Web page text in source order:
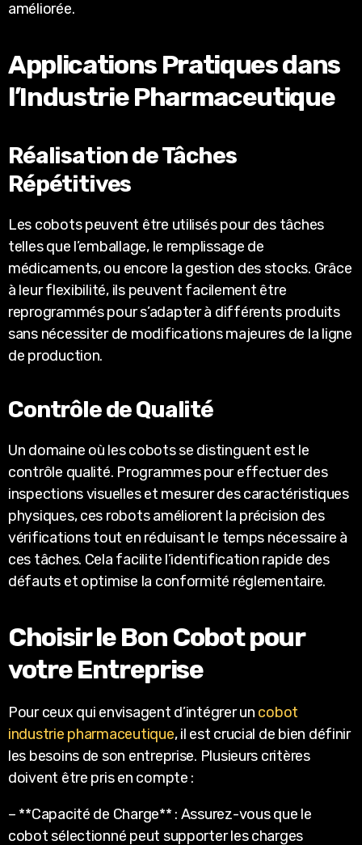
améliorée.
Applications Pratiques dans
l’Industrie Pharmaceutique
Réalisation de Tâches
Répétitives
Les cobots peuvent être utilisés pour des tâches
telles que l’emballage, le remplissage de
médicaments, ou encore la gestion des stocks. Grâce
à leur flexibilité, ils peuvent facilement être
reprogrammés pour s’adapter à différents produits
sans nécessiter de modifications majeures de la ligne
de production.
Contrôle de Qualité
Un domaine où les cobots se distinguent est le
contrôle qualité. Programmes pour effectuer des
inspections visuelles et mesurer des caractéristiques
physiques, ces robots améliorent la précision des
vérifications tout en réduisant le temps nécessaire à
ces tâches. Cela facilite l’identification rapide des
défauts et optimise la conformité réglementaire.
Choisir le Bon Cobot pour
votre Entreprise
Pour ceux qui envisagent d’intégrer un cobot
industrie pharmaceutique, il est crucial de bien définir
les besoins de son entreprise. Plusieurs critères
doivent être pris en compte :
– **Capacité de Charge** : Assurez-vous que le
cobot sélectionné peut supporter les charges